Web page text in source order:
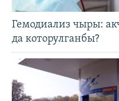
Гемодиализ чыры:
да которулганбы?